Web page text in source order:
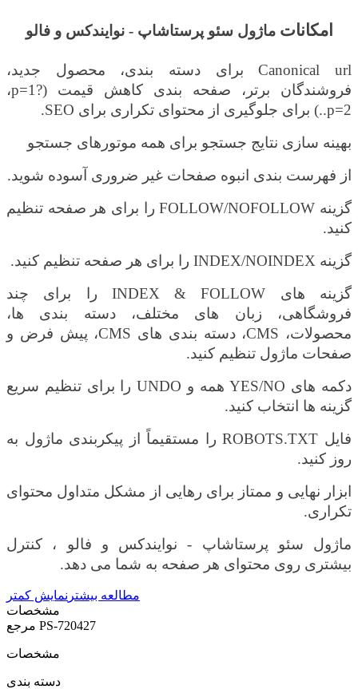
امکاناتماژول سئو پرستاشاپ - نوایندکس و فالو
Canonical url
برای دسته بندی، محصول جدید،
فروشندگان برتر، صفحه بندی کاهش قیمت (? p=1،
p=2..) برای جلوگیری از محتوای تکراری برای SEO
.
بهینه سازی نتایج جستجو برای همه موتورهای جستجو
از فهرست بندی انبوه صفحات غیر ضروری آسوده شوید.
گزینه FOLLOW/NOFOLLOWرا برای هر صفحه تنظیم
کنید.
گزینه INDEX/NOINDEX را برای هر صفحه تنظیم کنید.
گزینه های INDEX & FOLLOW را برای چند
فروشگاهی، زبان های مختلف، دسته بندی ها،
محصولات، CMS، دسته بندی های CMS، پیش فرض و
صفحات ماژول تنظیم کنید.
دکمه های YES/NOهمه و UNDOرا برای تنظیم سریع
گزینه ها انتخاب کنید.
فایل ROBOTS.TXTرا مستقیماً از پیکربندی ماژول به
روز کنید.
ابزار نهایی و ممتاز برای رهایی از مشکل متداول محتوای
تکراری.
ماژول سئو پرستاشاپ - نوایندکس و فالو ،
کنترل
بیشتری روی محتوای هر صفحه به شما می دهد.
مطالعه بیشتر نمایش کمتر
مشخصات
PS-720427
مشخصات
دسته بندی